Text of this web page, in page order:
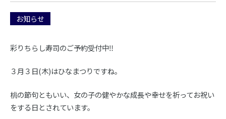
お知らせ
彩りちらし寿司のご予約受付中‼︎
３月３日(木)はひなまつりですね。
桃の節句ともいい、女の子の健やかな成長や幸せを祈ってお祝い
をする日とされています。